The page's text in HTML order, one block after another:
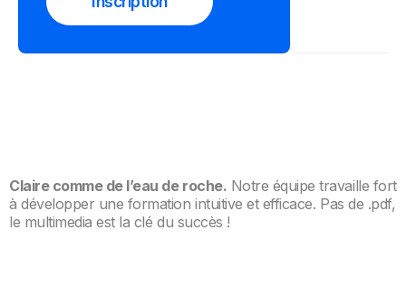
Claire comme de l’eau de roche. Notre équipe travaille fort
à développer une formation intuitive et efficace. Pas de .pdf,
le multimedia est la clé du succès !